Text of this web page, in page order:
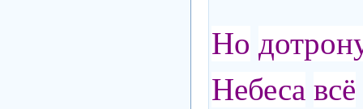
Но
Небеса всё